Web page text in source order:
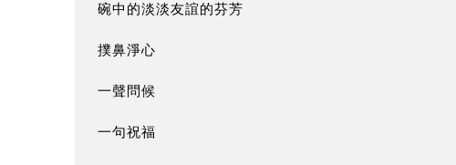
碗中的淡淡友誼的芬芳
撲鼻淨心
一聲問候
一句祝福